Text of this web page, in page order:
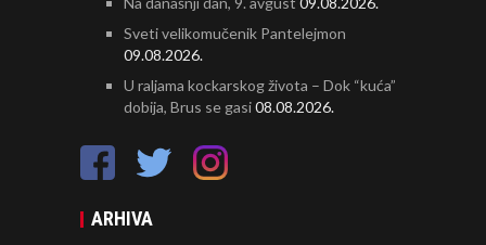
Sveti velikomučenik Pantelejmon
09.08.2026.
U raljama kockarskog života – Dok “kuća”
dobija, Brus se gasi08.08.2026.
ARHIVA